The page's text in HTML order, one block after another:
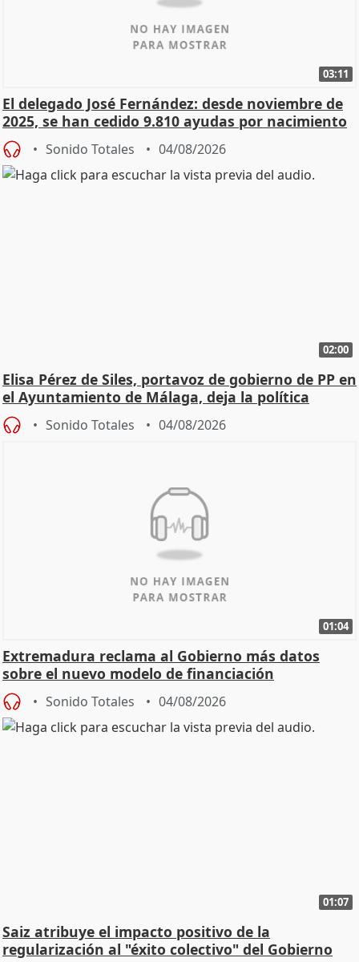
03:11
El delegado José Fernández: desde noviembre de
2025, se han cedido 9.810 ayudas por nacimiento
Sonido Totales 04/08/2026
02:00
Elisa Pérez de Siles, portavoz de gobierno de PP en
el Ayuntamiento de Málaga, deja la política
Sonido Totales 04/08/2026
01:04
Extremadura reclama al Gobierno más datos
sobre el nuevo modelo de financiación
Sonido Totales 04/08/2026
01:07
Saiz atribuye el impacto positivo de la
regularización al "éxito colectivo" del Gobierno